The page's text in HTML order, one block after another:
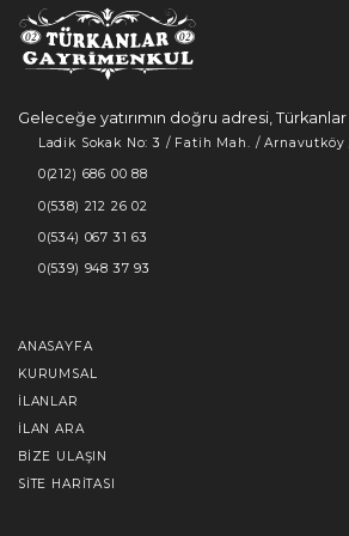
Geleceğe yatırımın doğru adresi,
Ladik Sokak No: 3 / Fatih Mah. /
0(212) 686 00 88
0(538) 212 26 02
0(534) 067 31 63
0(539) 948 37 93
ANASAYFA
KURUMSAL
İLANLAR
İLAN ARA
BIZE ULAŞIN
SITE HARITASI